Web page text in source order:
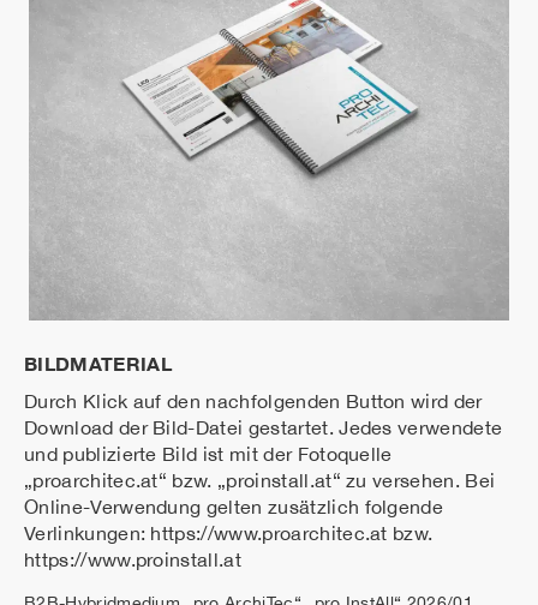
BILDMATERIAL
Durch Klick auf den nachfolgenden Button wird der
Download der Bild-Datei gestartet. Jedes verwendete
und publizierte Bild ist mit der Fotoquelle
„proarchitec.at“ bzw. „proinstall.at“ zu versehen. Bei
Online-Verwendung gelten zusätzlich folgende
Verlinkungen: https://www.proarchitec.at bzw.
https://www.proinstall.at